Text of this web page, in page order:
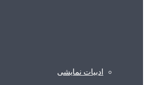
ادبیات نمایشی